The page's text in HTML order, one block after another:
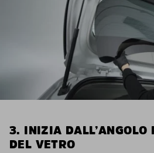
3. INIZIA DALL’ANGOLO
DEL VETRO